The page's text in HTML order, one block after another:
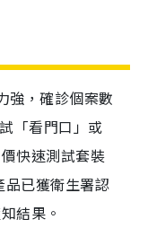
強，確診個案數
「看門口」或
快速測試套裝
已獲衛生署認
結果。